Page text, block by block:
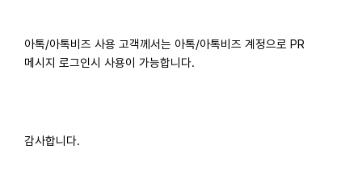
아톡/아톡비즈 사용 고객께서는 아톡/아톡비즈 계정으로 PR
메시지 로그인시 사용이 가능합니다.
감사합니다.